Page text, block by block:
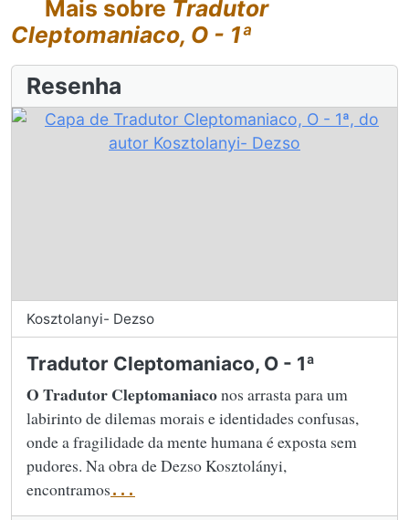
Mais sobre Tradutor
Cleptomaniaco, O - 1ª
Resenha
Kosztolanyi- Dezso
Tradutor Cleptomaniaco, O - 1ª
O Tradutor Cleptomaniaconos arrasta para um
labirinto de dilemas morais e identidades confusas,
onde a fragilidade da mente humana é exposta sem
pudores. Na obra de Dezso Kosztolányi,
encontramos ...